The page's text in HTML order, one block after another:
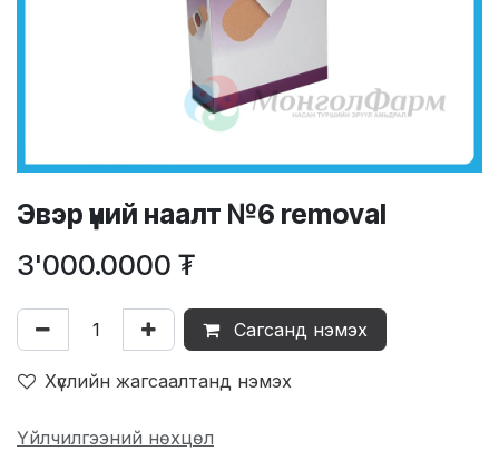
Эвэр үүний наалт №6 removal
3'000.0000 ₮
Сагсанд нэмэх
Хүслийн жагсаалтанд нэмэх
Үйлчилгээний нөхцөл